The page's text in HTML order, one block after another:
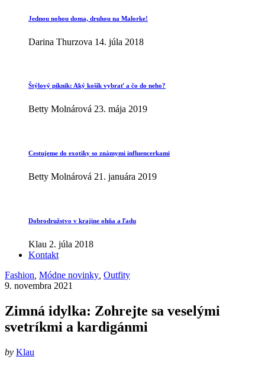
Jednou nohou doma, druhou na Malorke!
Darina Thurzova 14. júla 2018
Štýlový piknik: Aký košík vybrať a čo do neho?
Betty Molnárová 23. mája 2019
Cestujeme do exotiky so známymi influencerkami
Betty Molnárová 21. januára 2019
Dobrodružstvo v krajine ohňa a ľadu
Klau 2. júla 2018
Kontakt
Fashion Módne novinky Outfity
9. novembra 2021
Zimná idylka: Zohrejte sa veselými
svetríkmi a kardigánmi
by Klau